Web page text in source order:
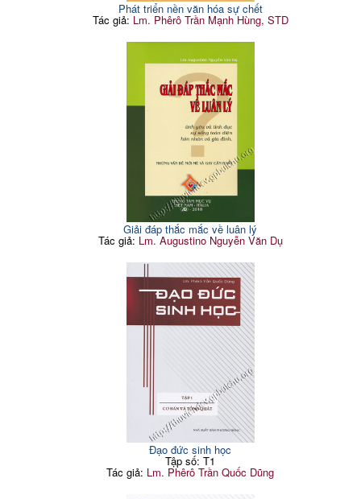
Phát triển nền văn hóa sự chết
Tác giả: Lm. Phêrô Trần Mạnh Hùng, STD
Giải đáp thắc mắc về luân lý
Tác giả: Lm. Augustino Nguyễn Văn Dụ
Đạo đức sinh học
Tập số: T1
Tác giả: Lm. Phêrô Trần Quốc Dũng